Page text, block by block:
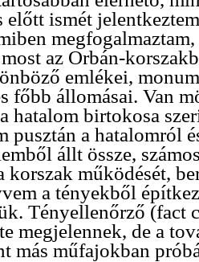
előtt ismét
az Orbán-
emlékei,
főbb állomásai. Van
hatalom birtokosa
pusztán a hatalomról
állt össze,
korszak működését,
a tényekből
Tényellenőrző (fact
megjelennek, de a
más műfajokban